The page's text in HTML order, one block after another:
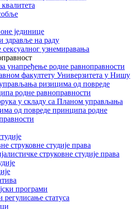
јединице
здравље на раду
узнемиравања
унапређење родне равноправности
факултету Универзитета у Нишу
ризицима од повреде
родне равноправности
у складу са Планом управљања
од повреде принципа родне
струковне студије права
струковне студије права
програми
регулисање статуса